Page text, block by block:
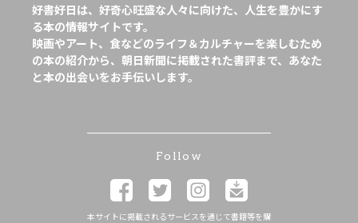
好書好日は、好奇心旺盛な人々に向けた、人生を豊かにす
る本の情報サイトです。
映画やアート、食などのライフ＆カルチャーを楽しむため
の本の紹介から、朝日新聞に掲載された書評まで、あなた
と本の出会いをお手伝いします。
Follow
本サイトに掲載されるサービスを通じて書籍等を購